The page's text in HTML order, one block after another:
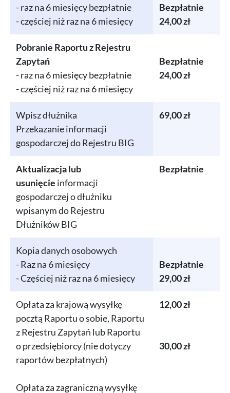
- raz na 6 miesięcy bezpłatnie
- częściej niż raz na 6 miesięcy
Bezpłatnie
24,00 zł
Pobranie Raportu z Rejestru
Zapytań
- raz na 6 miesięcy bezpłatnie
- częściej niż raz na 6 miesięcy
Bezpłatnie
24,00 zł
Wpisz dłużnika
Przekazanie informacji
gospodarczej do Rejestru BIG
69,00 zł
Aktualizacja lub
usunięcie informacji
gospodarczej o dłużniku
wpisanym do Rejestru
Dłużników BIG
Bezpłatnie
Kopia danych osobowych
- Raz na 6 miesięcy
- Częściej niż raz na 6 miesięcy
Bezpłatnie
29,00 zł
Opłata za krajową wysyłkę
pocztą Raportu o sobie, Raportu
z Rejestru Zapytań lub Raportu
o przedsiębiorcy (nie dotyczy
raportów bezpłatnych)
Opłata za zagraniczną wysyłkę
12,00 zł
30,00 zł